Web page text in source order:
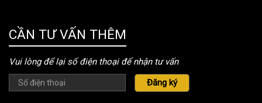
CẦN TƯ VẤN THÊM
Vui lòng để lại số điện thoại để nhận tư vấn